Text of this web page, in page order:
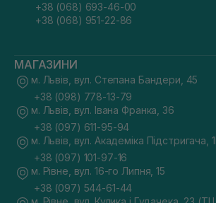
+38 (068) 693-46-00
+38 (068) 951-22-86
МАГАЗИНИ
м. Львів, вул. Степана Бандери, 45
+38 (098) 778-13-79
м. Львів, вул. Івана Франка, 36
+38 (097) 611-95-94
м. Львів, вул. Академіка Підстригача,
+38 (097) 101-97-16
м. Рівне, вул. 16-го Липня, 15
+38 (097) 544-61-44